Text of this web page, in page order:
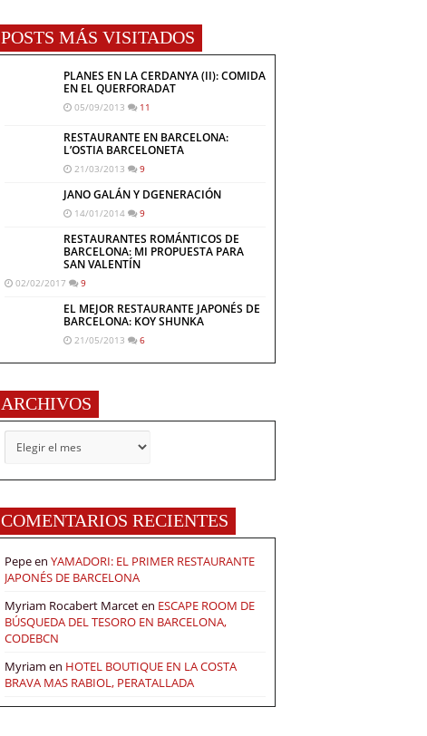
POSTS MÁS VISITADOS
PLANES EN LA CERDANYA (II): COMIDA
EN EL QUERFORADAT
05/09/2013 11
RESTAURANTE EN BARCELONA:
L’OSTIA BARCELONETA
21/03/2013 9
JANO GALÁN Y DGENERACIÓN
14/01/2014 9
RESTAURANTES ROMÁNTICOS DE
BARCELONA: MI PROPUESTA PARA
SAN VALENTÍN
02/02/2017 9
EL MEJOR RESTAURANTE JAPONÉS DE
BARCELONA: KOY SHUNKA
21/05/2013 6
ARCHIVOS
ARCHIVOS
COMENTARIOS RECIENTES
Pepeen YAMADORI: EL PRIMER RESTAURANTE
JAPONÉS DE BARCELONA
Myriam Rocabert Marceten ESCAPE ROOM DE
BÚSQUEDA DEL TESORO EN BARCELONA,
CODEBCN
Myriam en HOTEL BOUTIQUE EN LA COSTA
BRAVA MAS RABIOL, PERATALLADA